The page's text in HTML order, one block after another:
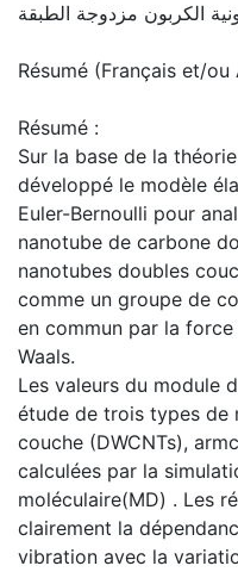
الكربون مزدوجة الطبقة
Résumé (Français et/ou
Résumé :
Sur la base de la
développé le modèle
Euler-Bernoulli pour
nanotube de carbone
nanotubes doubles
comme un groupe de
en commun par la
Waals.
Les valeurs du module
étude de trois types de
couche (DWCNTs),
calculées par la
moléculaire(MD) . Les
clairement la
vibration avec la